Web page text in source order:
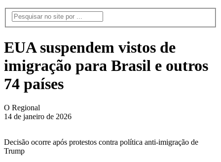
EUA suspendem vistos de
imigração para Brasil e outros
74 países
O Regional
14 de janeiro de 2026
Decisão ocorre após protestos contra política anti-imigração de
Trump